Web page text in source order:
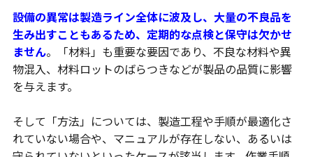
設備の異常は製造ライン全体に波及し、大量の不良品を
生み出すこともあるため、定期的な点検と保守は欠かせ
ません。「材料」も重要な要因であり、不良な材料や異
物混入、材料ロットのばらつきなどが製品の品質に影響
を与えます。
そして「方法」については、製造工程や手順が最適化さ
れていない場合や、マニュアルが存在しない、あるいは